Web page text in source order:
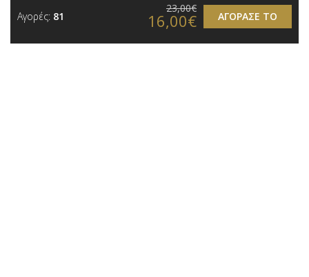
Αγορές: 81 ΑΓΟΡΑΣΕ ΤΟ
23,00€
16,00€